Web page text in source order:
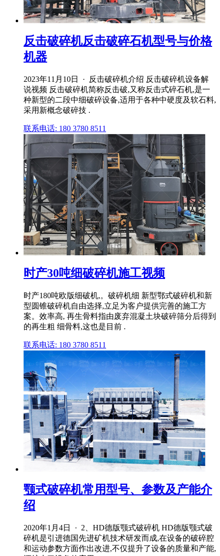
反击破碎机反击破碎石机型号与价格
机器
2023年11月10日 · 反击破碎机介绍 反击破碎机设备解
说视频 反击破碎机简称反击破,又称反击式碎石机,是一
种新型的二段中细破碎设备,适用于各种中硬度及软石料,
采用新概念破碎技 .
联系电话: 180 3780 8511
时产30吨细破碎机施工视频
时产180吨欧版细破机,。破碎机细 新型鄂式破碎机和新
型圆锥破碎机自由选择,立足为客户提供完善的施工方
案。效率高, 再生骨料指由废弃混凝土块破碎筛分后得到
的再生粗 细骨料,这也是目前 .
联系电话: 180 3780 8511
颚式破碎机常用型号、参数及产能介
绍
2020年1月4日 · 2、HD德版颚式破碎机 HD德版颚式破
碎机是引进德国先进矿机技术研发而成,在设备的破碎腔
和运动参数方面作出改进,不仅提升了设备的质量和产能,